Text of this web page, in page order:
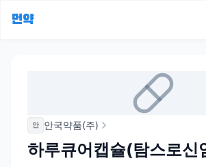
먼약
안 안국약품(주)
하루큐어캡슐(탐스로신